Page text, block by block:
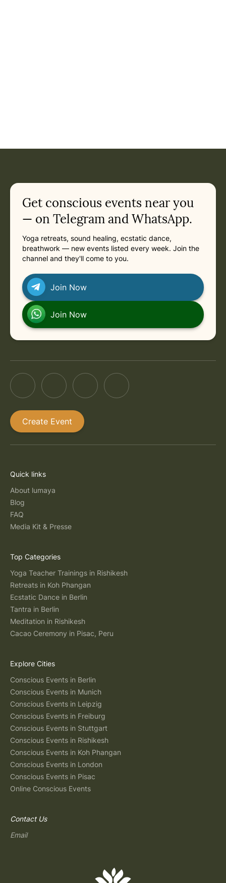
Get conscious events near you
— on Telegram and WhatsApp.
Yoga retreats, sound healing, ecstatic dance,
breathwork — new events listed every week. Join the
channel and they'll come to you.
Join Now
Join Now
Create Event
Quick links
About lumaya
Blog
FAQ
Media Kit & Presse
Top Categories
Yoga Teacher Trainings in Rishikesh
Retreats in Koh Phangan
Ecstatic Dance in Berlin
Tantra in Berlin
Meditation in Rishikesh
Cacao Ceremony in Pisac, Peru
Explore Cities
Conscious Events in Berlin
Conscious Events in Munich
Conscious Events in Leipzig
Conscious Events in Freiburg
Conscious Events in Stuttgart
Conscious Events in Rishikesh
Conscious Events in Koh Phangan
Conscious Events in London
Conscious Events in Pisac
Online Conscious Events
Contact Us
Email